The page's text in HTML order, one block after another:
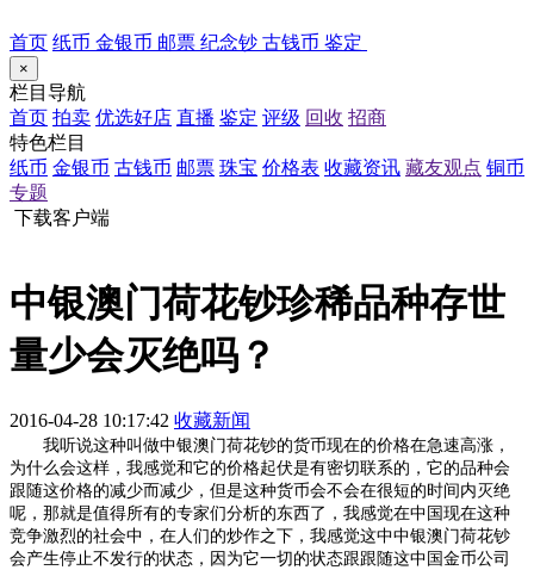
首页 纸币 金银币 邮票 纪念钞 古钱币 鉴定
×
栏目导航
首页 拍卖 优选好店 直播 鉴定 评级 回收 招商
特色栏目
纸币 金银币 古钱币 邮票 珠宝 价格表 收藏资讯 藏友观点 铜币
专题
下载客户端
中银澳门荷花钞珍稀品种存世
量少会灭绝吗？
2016-04-28 10:17:42 收藏新闻
我听说这种叫做中银澳门荷花钞的货币现在的价格在急速高涨，
为什么会这样，我感觉和它的价格起伏是有密切联系的，它的品种会
跟随这价格的减少而减少，但是这种货币会不会在很短的时间内灭绝
呢，那就是值得所有的专家们分析的东西了，我感觉在中国现在这种
竞争激烈的社会中，在人们的炒作之下，我感觉这中中银澳门荷花钞
会产生停止不发行的状态，因为它一切的状态跟跟随这中国金币公司